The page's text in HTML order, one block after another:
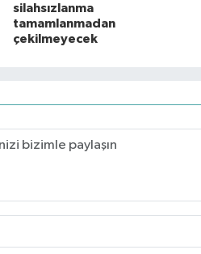
silahsızlanma
tamamlanmadan
çekilmeyecek